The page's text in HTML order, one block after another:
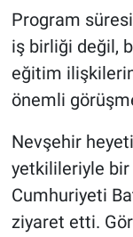
Program
iş birliği değil,
eğitim
önemli
Nevşehir
yetkilileriyle bir
Cumhuriyeti
ziyaret etti.